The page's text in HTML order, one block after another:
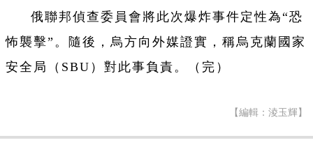
俄聯邦偵查委員會將此次爆炸事件定性為“恐
怖襲擊”。隨後，烏方向外媒證實，稱烏克蘭國家
安全局（SBU）對此事負責。（完）
【編輯：淩玉輝】